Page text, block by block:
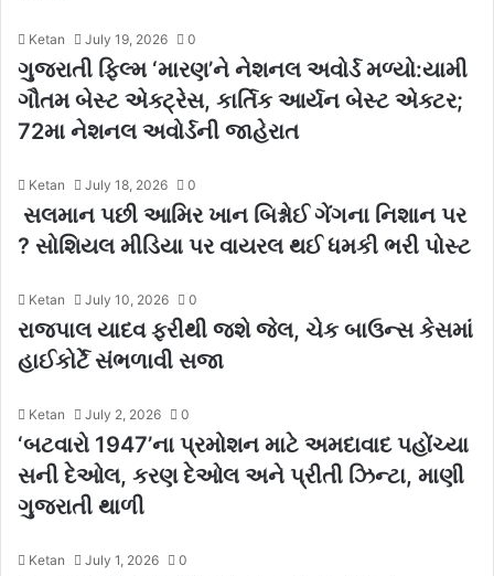
Ketan July 19, 2026 0
ગુજરાતી ફિલ્મ ‘મારણ’ને નેશનલ અવોર્ડ મળ્યો:યામી
ગૌતમ બેસ્ટ એક્ટ્રેસ, કાર્તિક આર્યન બેસ્ટ એક્ટર;
72મા નેશનલ અવોર્ડની જાહેરાત
Ketan July 18, 2026 0
સલમાન પછી આમિર ખાન બિશ્નોઈ ગેંગના નિશાન પર
? સોશિયલ મીડિયા પર વાયરલ થઈ ધમકી ભરી પોસ્ટ
Ketan July 10, 2026 0
રાજપાલ યાદવ ફરીથી જશે જેલ, ચેક બાઉન્સ કેસમાં
હાઈકોર્ટે સંભળાવી સજા
Ketan July 2, 2026 0
‘બટવારો 1947’ના પ્રમોશન માટે અમદાવાદ પહોંચ્યા
સની દેઓલ, કરણ દેઓલ અને પ્રીતી ઝિન્ટા, માણી
ગુજરાતી થાળી
Ketan July 1, 2026 0